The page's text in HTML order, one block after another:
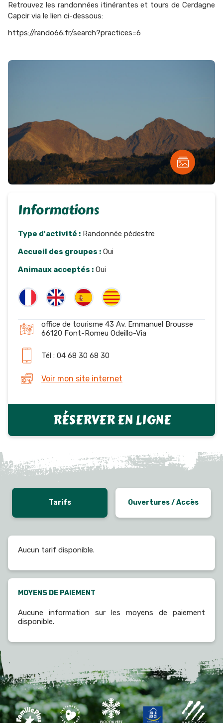
Retrouvez les randonnées itinérantes et tours de Cerdagne
Capcir via le lien ci-dessous:
https://rando66.fr/search?practices=6
Informations
Type d'activité : Randonnée pédestre
Accueil des groupes : Oui
Animaux acceptés : Oui
office de tourisme 43 Av. Emmanuel Brousse
66120 Font-Romeu Odeillo-Via
Tél : 04 68 30 68 30
Voir mon site internet
RÉSERVER EN LIGNE
Tarifs Ouvertures / Accès
Aucun tarif disponible.
MOYENS DE PAIEMENT
Aucune information sur les moyens de paiement
disponible.